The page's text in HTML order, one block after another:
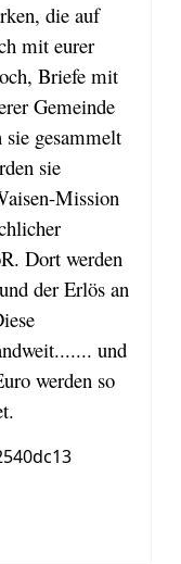
die auf
mit eurer
Briefe mit
Gemeinde
gesammelt
sie
Mission
Dort werden
der Erlös an
und
werden so